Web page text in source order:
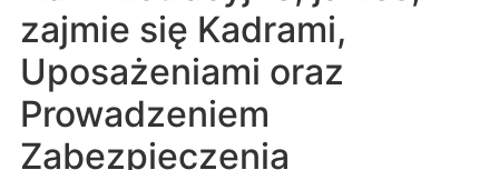
zajmie się Kadrami,
Uposażeniami oraz
Prowadzeniem
Zabezpieczenia